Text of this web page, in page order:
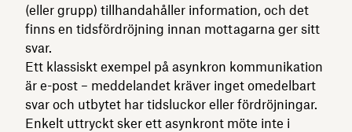
(eller grupp) tillhandahåller information, och det
finns en tidsfördröjning innan mottagarna ger sitt
svar.
Ett klassiskt exempel på asynkron kommunikation
är e-post – meddelandet kräver inget omedelbart
svar och utbytet har tidsluckor eller fördröjningar.
Enkelt uttryckt sker ett asynkront möte inte i